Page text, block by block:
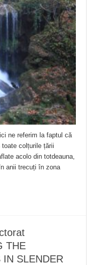
ne referim la faptul că
colțurile țării
acolo din totdeauna,
anii trecuți în zona
THE
SLENDER